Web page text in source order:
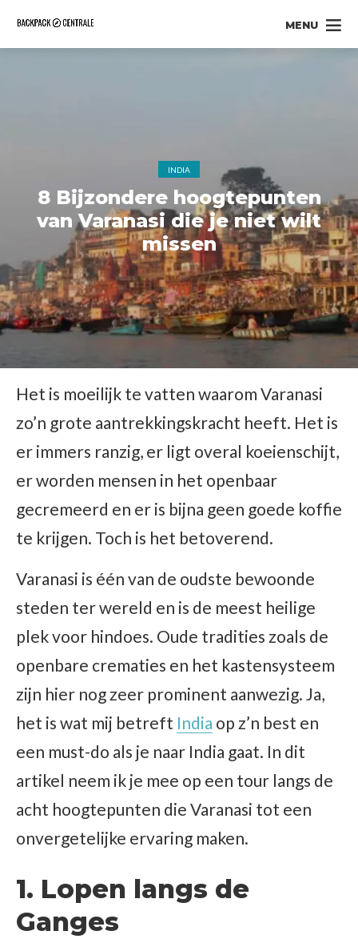
MENU
INDIA
8 Bijzondere hoogtepunten
van Varanasi die je niet wilt
missen
Het is moeilijk te vatten waarom Varanasi
zo’n grote aantrekkingskracht heeft. Het is
er immers ranzig, er ligt overal koeienschijt,
er worden mensen in het openbaar
gecremeerd en er is bijna geen goede koffie
te krijgen. Toch is het betoverend.
Varanasi is één van de oudste bewoonde
steden ter wereld en is de meest heilige
plek voor hindoes. Oude tradities zoals de
openbare crematies en het kastensysteem
zijn hier nog zeer prominent aanwezig. Ja,
het is wat mij betreft India op z’n best en
een must-do als je naar India gaat. In dit
artikel neem ik je mee op een tour langs de
acht hoogtepunten die Varanasi tot een
onvergetelijke ervaring maken.
1. Lopen langs de
Ganges